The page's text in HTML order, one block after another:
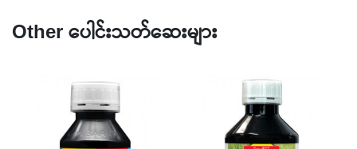
Other ပေါင်းသတ်ဆေးများ